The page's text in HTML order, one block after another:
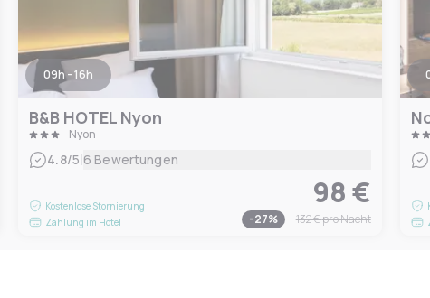
09h - 16h
B&B HOTEL Nyon
Nyon
4.8/5 6 Bewertungen
Kostenlose Stornierung
Zahlung im Hotel
98 €
-27% 132 €pro Nacht